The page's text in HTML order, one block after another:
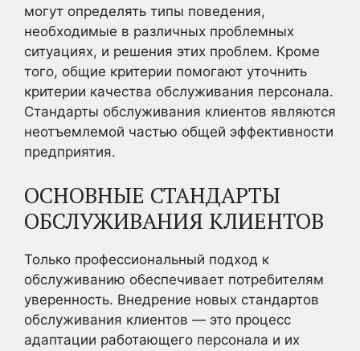
могут определять типы поведения,
необходимые в различных проблемных
ситуациях, и решения этих проблем. Кроме
того, общие критерии помогают уточнить
критерии качества обслуживания персонала.
Стандарты обслуживания клиентов являются
неотъемлемой частью общей эффективности
предприятия.
ОСНОВНЫЕ СТАНДАРТЫ
ОБСЛУЖИВАНИЯ КЛИЕНТОВ
Только профессиональный подход к
обслуживанию обеспечивает потребителям
уверенность. Внедрение новых стандартов
обслуживания клиентов — это процесс
адаптации работающего персонала и их